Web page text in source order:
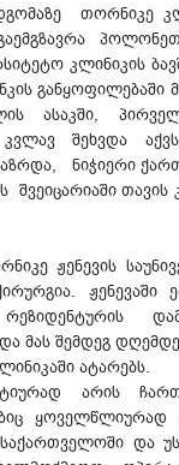
თორნიკე
კლინიკის
განყოფილებაში
ასაკში,
შეხვდა
ნიჭიერი
შვეიცარიაში თავის
ჟენევის
მას შემდეგ
ატარებს.
არის
ყოველწლიურად
და